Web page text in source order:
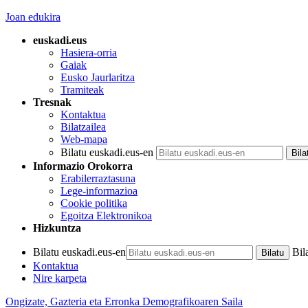
Joan edukira
euskadi.eus
Hasiera-orria
Gaiak
Eusko Jaurlaritza
Tramiteak
Tresnak
Kontaktua
Bilatzailea
Web-mapa
Bilatu euskadi.eus-en
Informazio Orokorra
Erabilerraztasuna
Lege-informazioa
Cookie politika
Egoitza Elektronikoa
Hizkuntza
Bilatu euskadi.eus-en
Kontaktua
Nire karpeta
Ongizate, Gazteria eta Erronka Demografikoaren Saila